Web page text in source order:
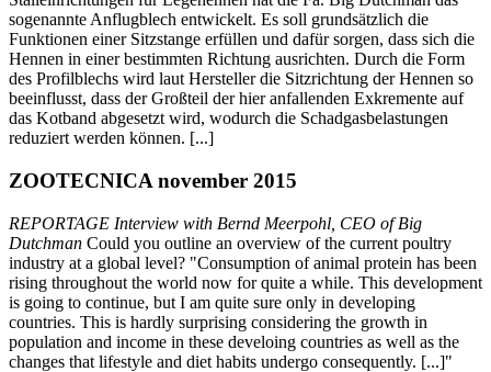
sogenannte Anflugblech entwickelt. Es soll grundsätzlich die
Funktionen einer Sitzstange erfüllen und dafür sorgen, dass sich die
Hennen in einer bestimmten Richtung ausrichten. Durch die Form
des Profilblechs wird laut Hersteller die Sitzrichtung der Hennen so
beeinflusst, dass der Großteil der hier anfallenden Exkremente auf
das Kotband abgesetzt wird, wodurch die Schadgasbelastungen
reduziert werden können. [...]
ZOOTECNICA november 2015
REPORTAGE Interview with Bernd Meerpohl, CEO of Big
Dutchman Could you outline an overview of the current poultry
industry at a global level? "Consumption of animal protein has been
rising throughout the world now for quite a while. This development
is going to continue, but I am quite sure only in developing
countries. This is hardly surprising considering the growth in
population and income in these develoing countries as well as the
changes that lifestyle and diet habits undergo consequently. [...]"